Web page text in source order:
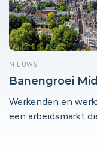
NIEUWS
Banengroei
Werkenden en
een arbeidsmarkt